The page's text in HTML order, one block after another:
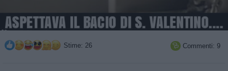
Stime: 26  Commenti: 9